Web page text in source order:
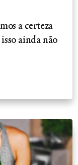
a certeza
ainda não